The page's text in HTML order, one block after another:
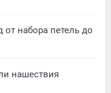
набора петель до
нашествия